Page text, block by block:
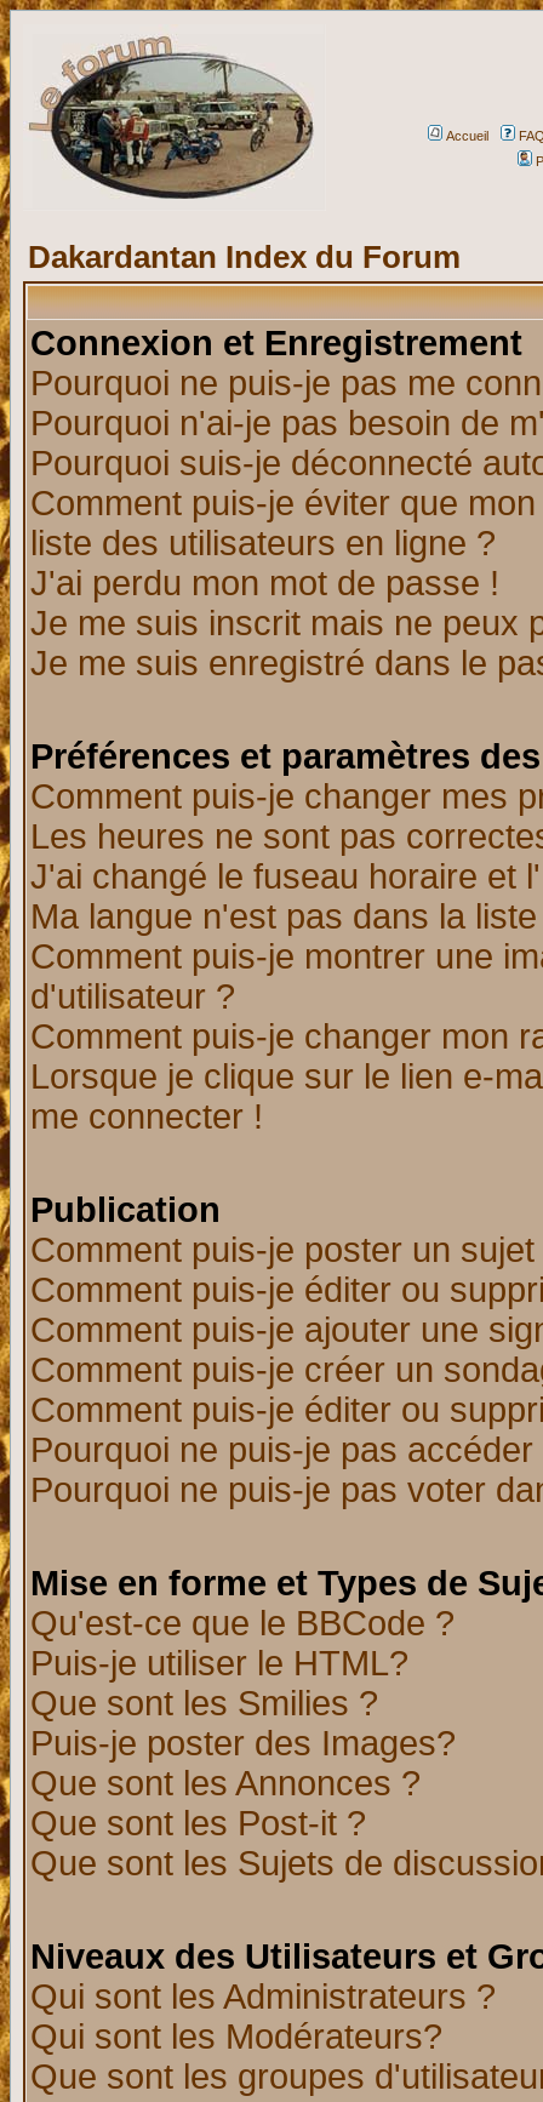
Accueil
Dakardantan Index du Forum
Connexion et Enregistrement
Pourquoi ne puis-je pas me
Pourquoi n'ai-je pas besoin de
Pourquoi suis-je déconnecté
Comment puis-je éviter que
liste des utilisateurs en ligne ?
J'ai perdu mon mot de passe !
Je me suis inscrit mais ne peux
Je me suis enregistré dans le
Préférences et paramètres
Comment puis-je changer mes
Les heures ne sont pas
J'ai changé le fuseau horaire et
Ma langue n'est pas dans la
Comment puis-je montrer une
d'utilisateur ?
Comment puis-je changer mon
Lorsque je clique sur le lien e-
me connecter !
Publication
Comment puis-je poster un
Comment puis-je éditer ou
Comment puis-je ajouter une
Comment puis-je créer un
Comment puis-je éditer ou
Pourquoi ne puis-je pas
Pourquoi ne puis-je pas voter
Mise en forme et Types de
Qu'est-ce que le BBCode ?
Puis-je utiliser le HTML?
Que sont les Smilies ?
Puis-je poster des Images?
Que sont les Annonces ?
Que sont les Post-it ?
Que sont les Sujets de
Niveaux des Utilisateurs et
Qui sont les Administrateurs ?
Qui sont les Modérateurs?
Que sont les groupes